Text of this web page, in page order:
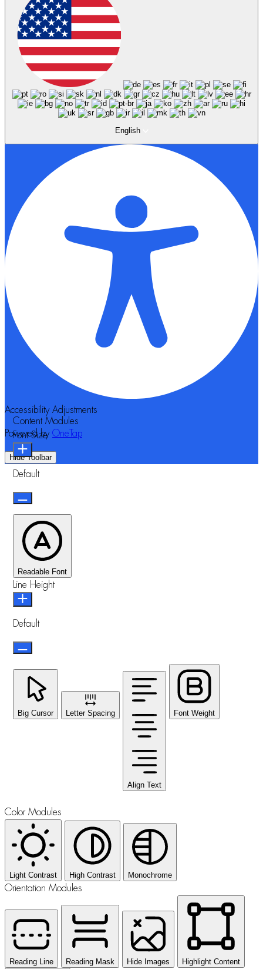
English
Accessibility Adjustments
Powered by OneTap
Hide Toolbar
Content Modules
Font Size
Default
Readable Font
Line Height
Default
Big Cursor Letter Spacing
Align Text
Font Weight
Color Modules
Light Contrast High Contrast Monochrome
Orientation Modules
Reading Line Reading Mask Hide Images Highlight Content